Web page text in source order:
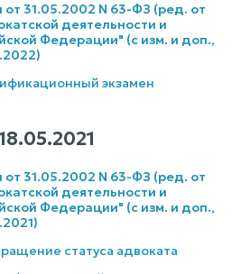
31.05.2002 N 63-ФЗ (ред. от
деятельности и
Федерации" (с изм. и доп.,
экзамен
31.05.2002 N 63-ФЗ (ред. от
деятельности и
Федерации" (с изм. и доп.,
статуса адвоката